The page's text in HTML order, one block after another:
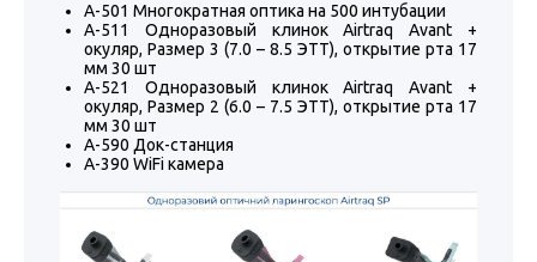
A-501 Многократная оптика на 500 интубации
A-511 Одноразовый клинок Airtraq Avant +
окуляр, Размер 3 (7.0 – 8.5 ЭТТ), открытие рта 17
мм 30 шт
A-521 Одноразовый клинок Airtraq Avant +
окуляр, Размер 2 (6.0 – 7.5 ЭТТ), открытие рта 17
мм 30 шт
A-590 Док-станция
A-390 WiFi камера